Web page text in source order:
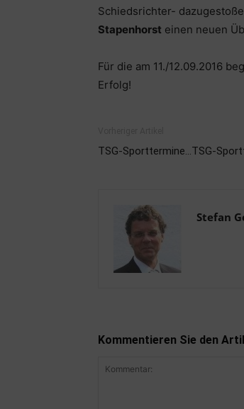
Schiedsrichter-
Stapenhorst einen neuen
Für die am 11./12.09.2016
Erfolg!
TSG-Sporttermine…TSG-
Stefan
Kommentieren Sie den